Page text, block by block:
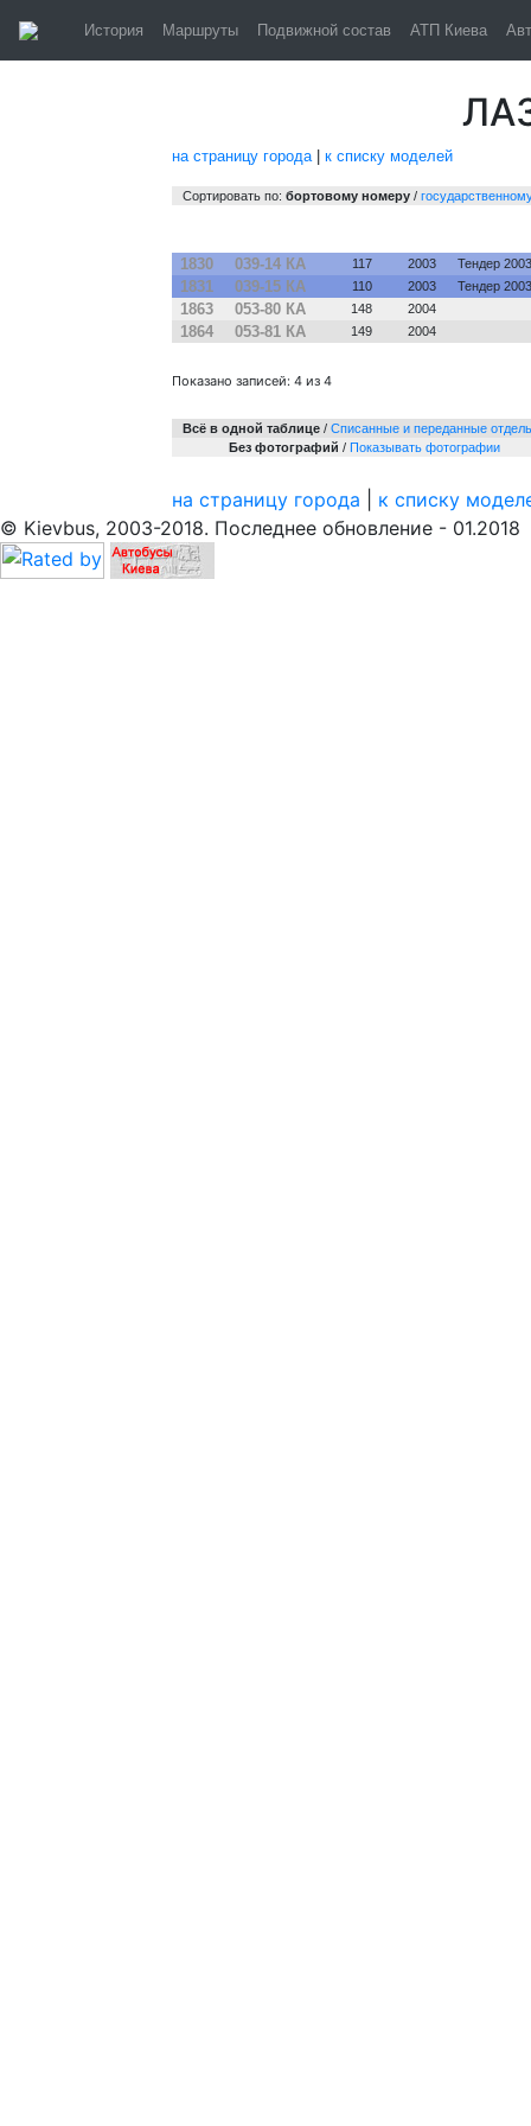
История Маршруты Подвижной состав АТП Киева
Киев.
на страницу города| к списку моделей
Сортировать по: бортовому номеру /
1830 039-14 КА 117 2003 Тендер
1831 039-15 КА 110 2003 Тендер
1863 053-80 КА 148 2004
1864 053-81 КА 149 2004
Показано записей: 4 из 4
Всё в одной таблице / Cписанные и переданные
Без фотографий / Показывать фотографии
на страницу города
к списку
© Kievbus, 2003-2018. Последнее обновление - 01.2018